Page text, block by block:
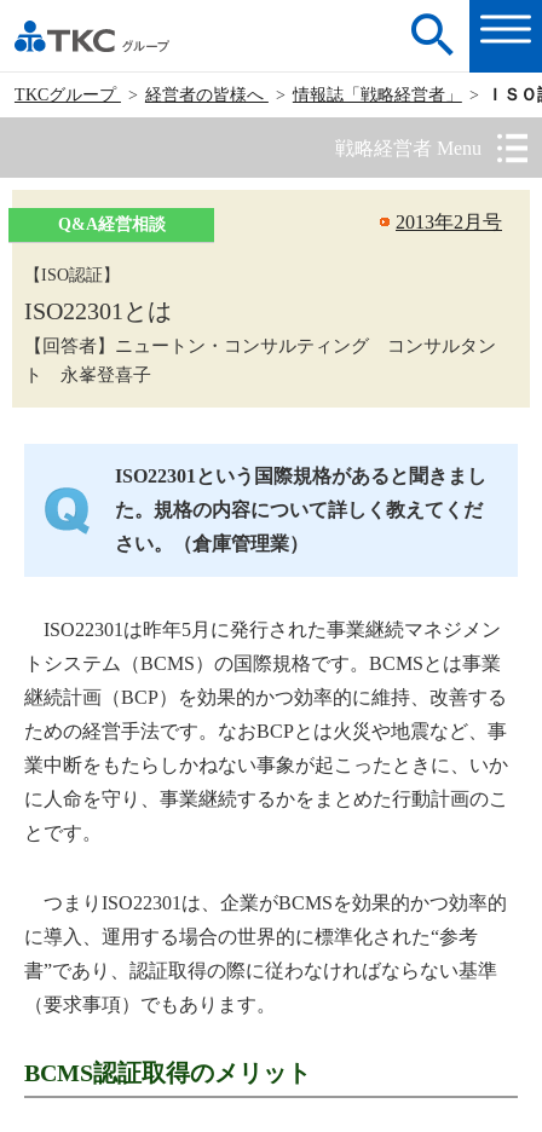
TKCグループ 経営者の皆様へ 情報誌「戦略経営者」 ＩＳ
戦略経営者 Menu
2013年2月号
Q&A経営相談
【ISO認証】
ISO22301とは
【回答者】ニュートン・コンサルティング コンサルタン
ト 永峯登喜子
ISO22301という国際規格があると聞きまし
た。規格の内容について詳しく教えてくだ
さい。（倉庫管理業）
ISO22301は昨年5月に発行された事業継続マネジメン
トシステム（BCMS）の国際規格です。BCMSとは事業
継続計画（BCP）を効果的かつ効率的に維持、改善する
ための経営手法です。なおBCPとは火災や地震など、事
業中断をもたらしかねない事象が起こったときに、いか
に人命を守り、事業継続するかをまとめた行動計画のこ
とです。
つまりISO22301は、企業がBCMSを効果的かつ効率的
に導入、運用する場合の世界的に標準化された“参考
書”であり、認証取得の際に従わなければならない基準
（要求事項）でもあります。
BCMS認証取得のメリット